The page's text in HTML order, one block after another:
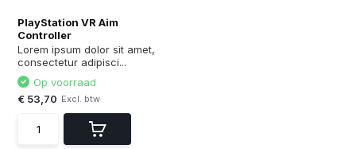
PlayStation VR Aim
Controller
Lorem ipsum dolor sit amet,
consectetur adipisci...
Op voorraad
€ 53,70 Excl. btw